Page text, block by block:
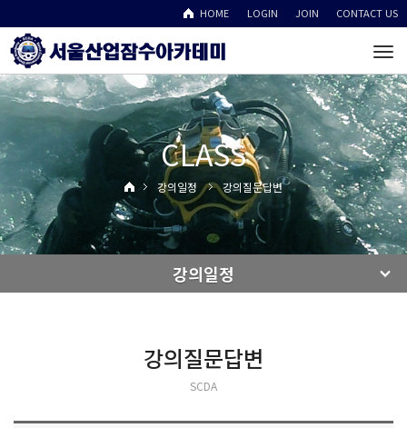
HOME LOGIN JOIN CONTACT US
CLASS
강의일정 강의질문답변
강의일정
강의질문답변
SCDA